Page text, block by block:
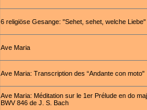
6 religiöse Gesange: "Sehet, sehet, welche Liebe"
Ave Maria
Ave Maria: Transcription des “Andante con moto"
Ave Maria: Méditation sur le 1er Prélude en do
BWV 846 de J. S. Bach